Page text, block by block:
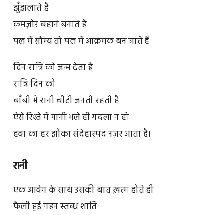
झुँझलाते हैं
कमज़ोर बहाने बनाते हैं
पल में सौम्य तो पल में आक्रमक बन जाते हैं
दिन रात्रि को जन्म देता है
रात्रि दिन को
बाँबी में रानी चींटी जनती रहती है
ऐसे रिश्ते में पानी भले ही गंदला न हो
हवा का हर झोंका संदेहास्पद नज़र आता है।
रानी
एक आवेग के साथ उसकी बात ख़त्म होते ही
फैली हुई गहन स्तब्ध शांति